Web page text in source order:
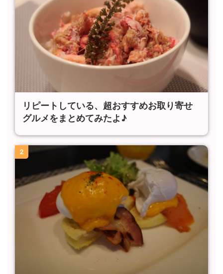
リピートしている、超おすすめお取り寄せ
グルメをまとめてみたよ♪
2